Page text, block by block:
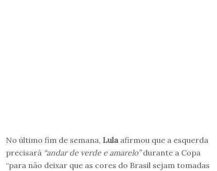
No último fim de semana, Lula afirmou que a esquerda
precisará “andar de verde e amarelo”durante a Copa
“para não deixar que as cores do Brasil sejam tomadas